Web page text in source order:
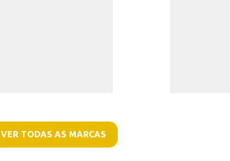
VER TODAS AS MARCAS